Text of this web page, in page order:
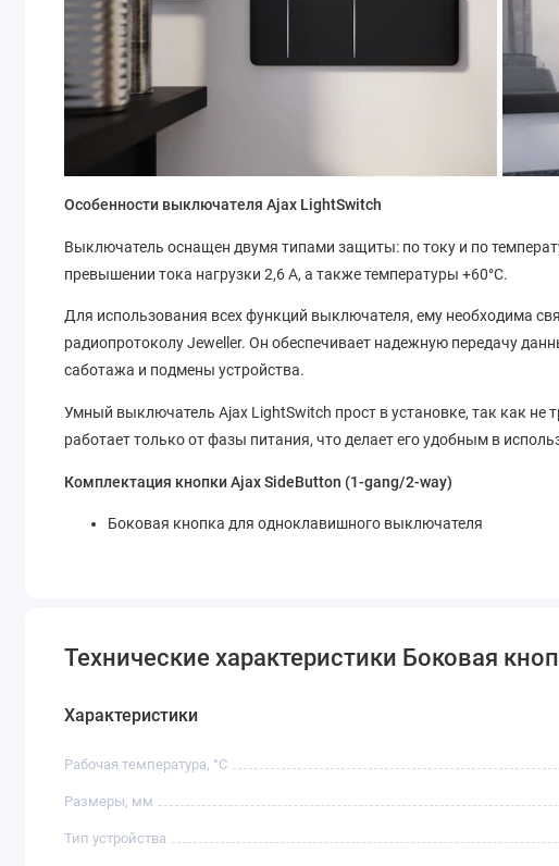
Особенности выключателя Ajax LightSwitch
Выключатель оснащен двумя типами защиты: по току и по
превышении тока нагрузки 2,6 А, а также температуры +60°C.
Для использования всех функций выключателя, ему необходима
радиопротоколу Jeweller. Он обеспечивает надежную передачу
саботажа и подмены устройства.
Умный выключатель Ajax LightSwitch прост в установке, так как не
работает только от фазы питания, что делает его удобным в
Комплектация кнопки Ajax SideButton (1-gang/2-way)
Боковая кнопка для одноклавишного выключателя
Технические характеристики Боковая
Характеристики
Рабочая температура, °C
Размеры, мм
Тип устройства